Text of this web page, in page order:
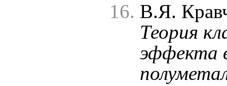
В.Я.
Теория
эффекта